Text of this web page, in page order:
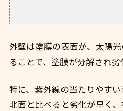
外壁は塗膜の表面が、太陽
ることで、塗膜が分解され劣
特に、紫外線の当たりやす
北面と比べると劣化が早く